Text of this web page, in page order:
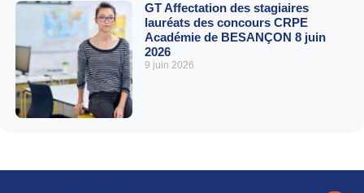
GT Affectation des stagiaires
lauréats des concours CRPE
Académie de BESANÇON 8 juin
2026
9 juin 2026